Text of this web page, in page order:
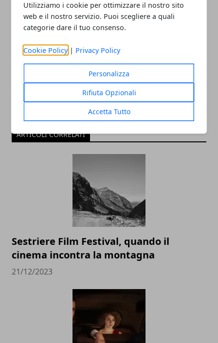
Utilizziamo i cookie per ottimizzare il nostro sito
web e il nostro servizio. Puoi scegliere a quali
categorie dare il tuo consenso.
Cookie Policy | Privacy Policy
Personalizza
Rifiuta Opzionali
Accetta Tutto
ARTICOLI CORRELATI
Sestriere Film Festival, quando il
cinema incontra la montagna
21/12/2023